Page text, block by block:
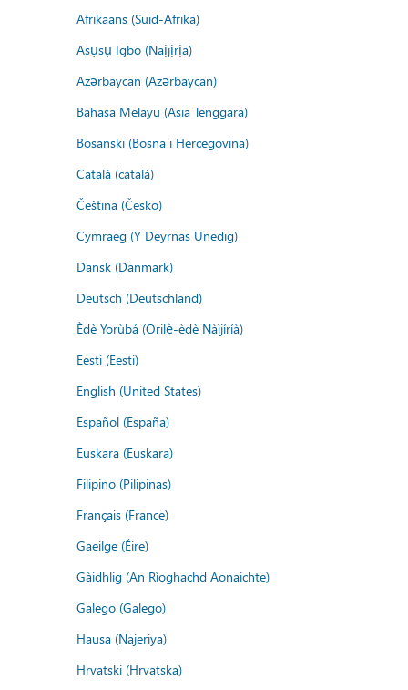
Afrikaans (Suid-Afrika)
Asụsụ Igbo (Naịjịrịa)
Azərbaycan (Azərbaycan)
Bahasa Melayu (Asia Tenggara)
Bosanski (Bosna i Hercegovina)
Català (català)
Čeština (Česko)
Cymraeg (Y Deyrnas Unedig)
Dansk (Danmark)
Deutsch (Deutschland)
Èdè Yorùbá (Orilẹ̀-èdè Nàìjíríà)
Eesti (Eesti)
English (United States)
Español (España)
Euskara (Euskara)
Filipino (Pilipinas)
Français (France)
Gaeilge (Éire)
Gàidhlig (An Rìoghachd Aonaichte)
Galego (Galego)
Hausa (Najeriya)
Hrvatski (Hrvatska)